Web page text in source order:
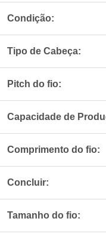
Condição:
Tipo de Cabeça:
Pitch do fio:
Capacidade de
Comprimento do fio:
Concluir:
Tamanho do fio: